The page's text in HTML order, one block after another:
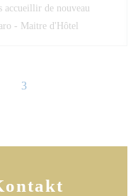
accueillir de nouveau
- Maitre d'Hôtel
3